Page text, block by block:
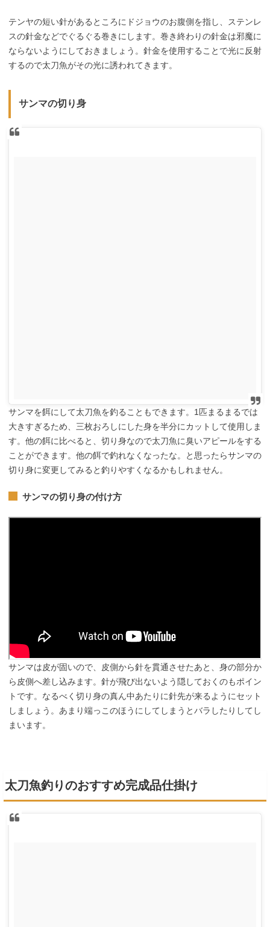
テンヤの短い針があるところにドジョウのお腹側を指し、ステンレ
スの針金などでぐるぐる巻きにします。巻き終わりの針金は邪魔に
ならないようにしておきましょう。針金を使用することで光に反射
するので太刀魚がその光に誘われてきます。
サンマの切り身
サンマを餌にして太刀魚を釣ることもできます。1匹まるまるでは
大きすぎるため、三枚おろしにした身を半分にカットして使用しま
す。他の餌に比べると、切り身なので太刀魚に臭いアピールをする
ことができます。他の餌で釣れなくなったな。と思ったらサンマの
切り身に変更してみると釣りやすくなるかもしれません。
サンマの切り身の付け方
サンマは皮が固いので、皮側から針を貫通させたあと、身の部分か
ら皮側へ差し込みます。針が飛び出ないよう隠しておくのもポイン
トです。なるべく切り身の真ん中あたりに針先が来るようにセット
しましょう。あまり端っこのほうにしてしまうとバラしたりしてし
まいます。
太刀魚釣りのおすすめ完成品仕掛け